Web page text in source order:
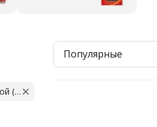
Тип батарейки: щелочной (алкалиновый)
Популярные